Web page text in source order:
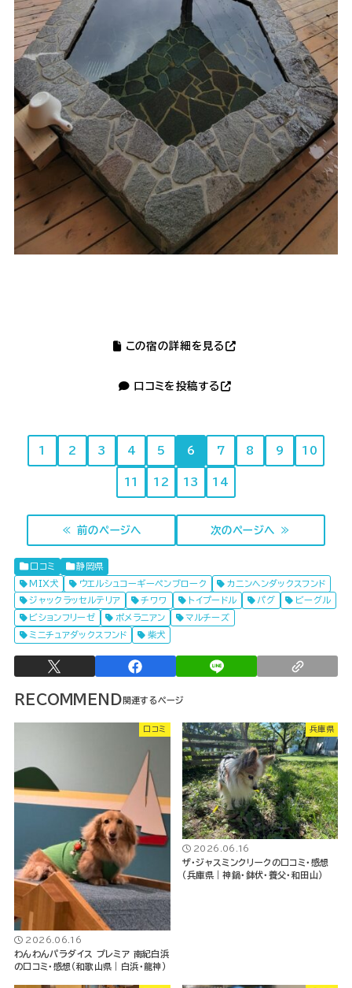
この宿の詳細を見る
口コミを投稿する
1 2 3 4 5 6 7 8 9 10
11 12 13 14
≪ 前のページへ 次のページへ ≫
口コミ
静岡県
MIX犬
ウエルシュコーギーペンブローク
カニンヘンダックスフンド
ジャックラッセルテリア
チワワ トイプードル パグ
ビーグル
ビションフリーゼ
ポメラニアン
マルチーズ
ミニチュアダックスフンド
柴犬
RECOMMEND
口コミ
2026.06.16
わんわんパラダイス プレミア 南紀白浜
の口コミ・感想（和歌山県｜白浜・龍神）
兵庫県
2026.06.16
ザ・ジャスミンクリークの口コミ・感想
（兵庫県｜神鍋・鉢伏・養父・和田山）